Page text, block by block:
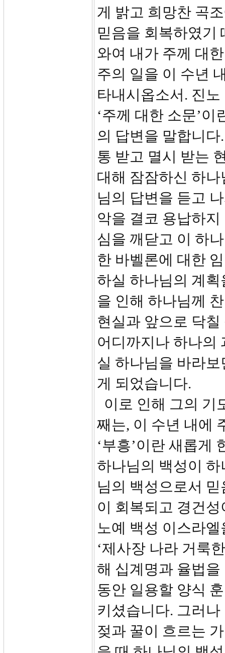
게 밝고 희망찬 곡
믿음을 회복하였기
와여 내가 주께 대
주의 일을 이 수년
타내시옵소서. 진
‘주께 대한 소문’
의 답변을 말합니
통 받고 멸시 받는
대해 잠잠하신 하
님의 답변을 듣고
악을 결코 용납하
심을 깨닫고 이 하
한 바벨론에 대한
하실 하나님의 계
을 인해 하나님께
현실과 앞으로 닥
어디까지나 하나의
실 하나님을 바라
게 되었습니다.
이로 인해 그의 기
째는, 이 수년 내에
‘부흥’이란 새롭게
하나님의 백성이
님의 백성으로서
이 회복되고 경건
노예 백성 이스라
‘제사장 나라 거룩
해 십계명과 율법
동안 일용할 양식
키셨습니다. 그러
젖과 꿀이 흐르는